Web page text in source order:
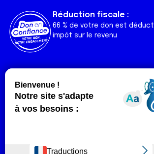
Réduction fiscale :
66 % de votre don est
impôt sur le revenu
Liens utiles
Nos actualités
Nos publications
Contact
Espace
Espace